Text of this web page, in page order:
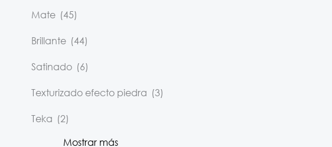
Mate (45)
Brillante (44)
Satinado (6)
Texturizado efecto piedra (3)
Teka (2)
Mostrar más